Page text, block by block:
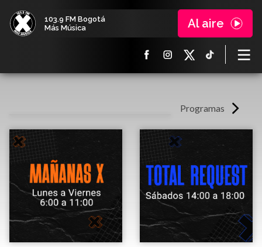
103.9 FM Bogotá
Más Música
Al aire
Programas